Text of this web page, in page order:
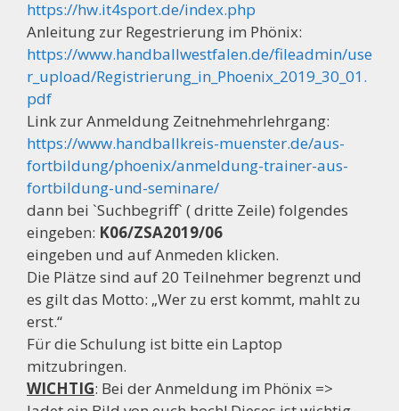
https://hw.it4sport.de/index.php
Anleitung zur Regestrierung im Phönix:
https://www.handballwestfalen.de/fileadmin/use
r_upload/Registrierung_in_Phoenix_2019_30_01.
pdf
Link zur Anmeldung Zeitnehmehrlehrgang:
https://www.handballkreis-muenster.de/aus-
fortbildung/phoenix/anmeldung-trainer-aus-
fortbildung-und-seminare/
dann bei `Suchbegriff` ( dritte Zeile) folgendes
eingeben: K06/ZSA2019/06
eingeben und auf Anmeden klicken.
Die Plätze sind auf 20 Teilnehmer begrenzt und
es gilt das Motto: „Wer zu erst kommt, mahlt zu
erst.“
Für die Schulung ist bitte ein Laptop
mitzubringen.
WICHTIG: Bei der Anmeldung im Phönix =>